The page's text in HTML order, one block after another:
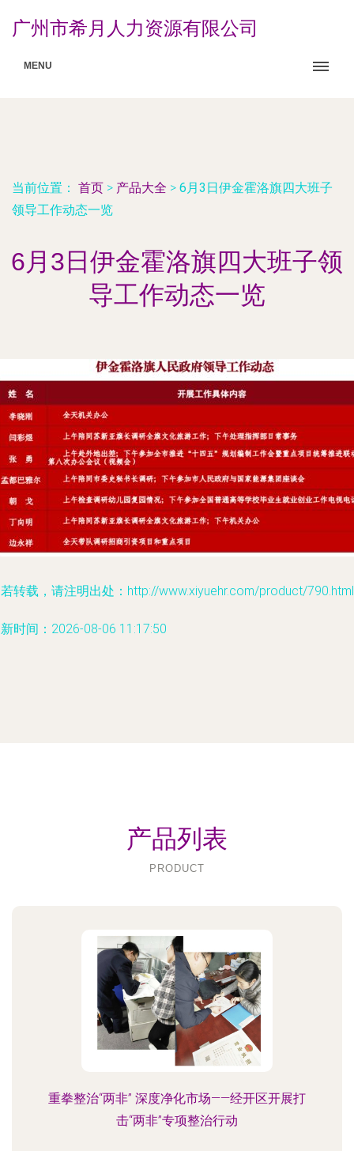
广州市希月人力资源有限公司
MENU
当前位置： 首页 > 产品大全 > 6月3日伊金霍洛旗四大班子
领导工作动态一览
6月3日伊金霍洛旗四大班子领
导工作动态一览
转载，请注明出处：http://www.xiyuehr.com/product/790.html
时间：2026-08-06 11:17:50
产品列表
PRODUCT
重拳整治“两非” 深度净化市场——经开区开展打
击“两非”专项整治行动